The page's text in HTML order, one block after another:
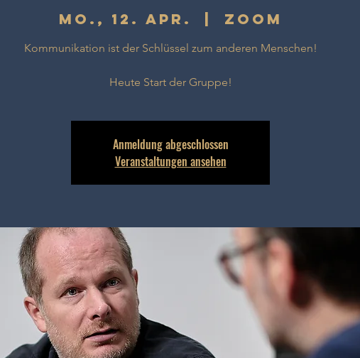
Mo., 12. Apr. Zoom
Kommunikation ist der Schlüssel zum anderen Menschen!
Heute Start der Gruppe!
Anmeldung abgeschlossen
Veranstaltungen ansehen